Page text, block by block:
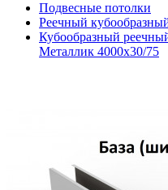
Подвесные потолки
Реечный
Кубообразный
Металлик 4000х30/75